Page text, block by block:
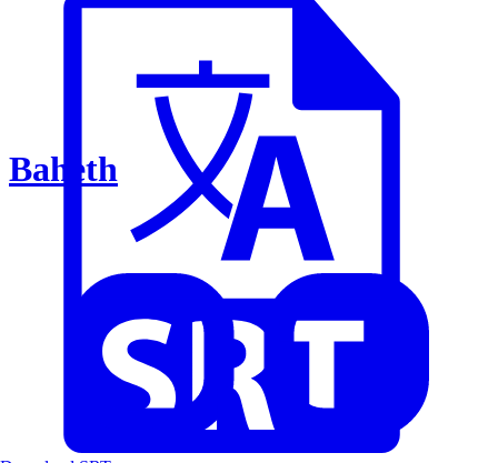
Baheth